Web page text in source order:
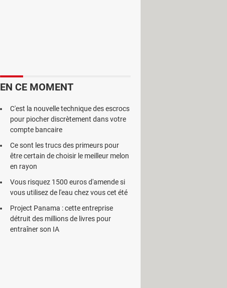
EN CE MOMENT
C'est la nouvelle technique des escrocs
pour piocher discrètement dans votre
compte bancaire
Ce sont les trucs des primeurs pour
être certain de choisir le meilleur melon
en rayon
Vous risquez 1500 euros d'amende si
vous utilisez de l'eau chez vous cet été
Project Panama : cette entreprise
détruit des millions de livres pour
entraîner son IA